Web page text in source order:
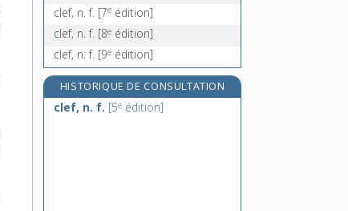
clef, n. f. [7e édition]
clef, n. f. [8e édition]
clef, n. f. [9e édition]
HISTORIQUE DE CONSULTATION
clef, n. f. [5e édition]